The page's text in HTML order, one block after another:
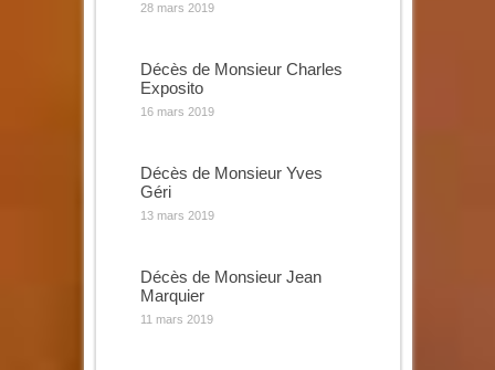
28 mars 2019
Décès de Monsieur Charles
Exposito
16 mars 2019
Décès de Monsieur Yves
Géri
13 mars 2019
Décès de Monsieur Jean
Marquier
11 mars 2019